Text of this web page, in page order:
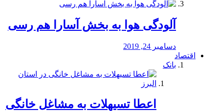
آلودگی هوا به بخش آسارا هم رسی
دسامبر 24, 2019
اقتصاد
بانک
️اعطا تسیهلات به مشاغل خانگی